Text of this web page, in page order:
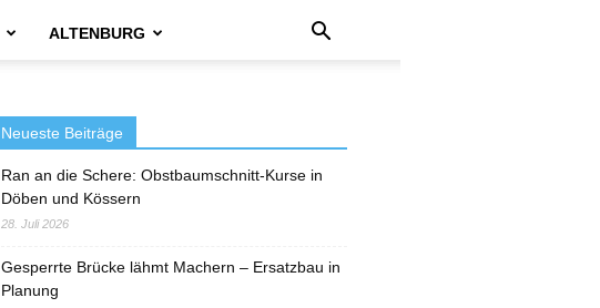
ALTENBURG
Neueste Beiträge
Ran an die Schere: Obstbaumschnitt-Kurse in
Döben und Kössern
28. Juli 2026
Gesperrte Brücke lähmt Machern – Ersatzbau in
Planung